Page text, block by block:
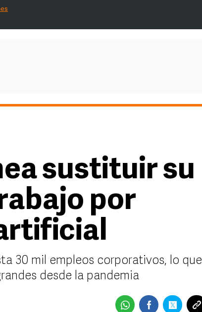
sustituir su
por
30 mil empleos corporativos, lo que
desde la pandemia